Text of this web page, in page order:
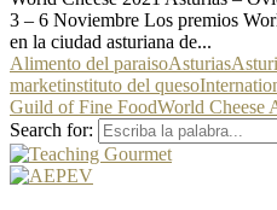
3 – 6 Noviembre Los premios
en la ciudad asturiana de...
Alimento del paraisoAsturias
marketinstituto del queso
Guild of Fine FoodWorld Cheese
Search for: